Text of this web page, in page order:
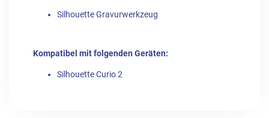
Silhouette Gravurwerkzeug
Kompatibel mit folgenden Geräten:
Silhouette Curio 2